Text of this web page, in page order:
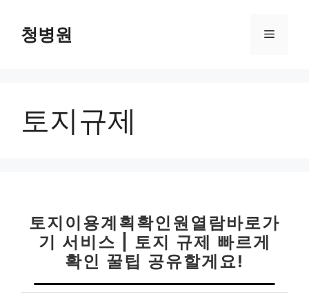
청병원 메
토지규제
토지이용계획확인원열람바로가
기 서비스 | 토지 규제 빠르게
확인 꿀팁 공유할게요!